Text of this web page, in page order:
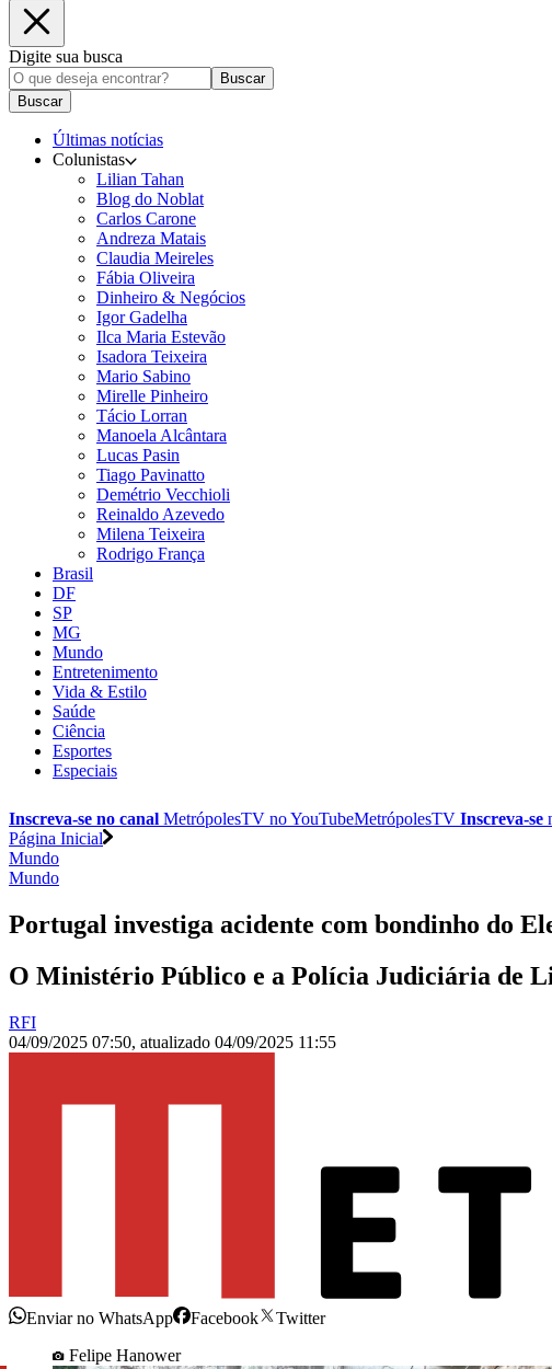
Digite sua busca
Buscar
Buscar
Últimas notícias
Colunistas
Lilian Tahan
Blog do Noblat
Carlos Carone
Andreza Matais
Claudia Meireles
Fábia Oliveira
Dinheiro & Negócios
Igor Gadelha
Ilca Maria Estevão
Isadora Teixeira
Mario Sabino
Mirelle Pinheiro
Tácio Lorran
Manoela Alcântara
Lucas Pasin
Tiago Pavinatto
Demétrio Vecchioli
Reinaldo Azevedo
Milena Teixeira
Rodrigo França
Brasil
DF
SP
MG
Mundo
Entretenimento
Vida & Estilo
Saúde
Ciência
Esportes
Especiais
Inscreva-se no canal MetrópolesTV noYouTubeMetrópolesTV Inscreva-se
Página Inicial
Mundo
Mundo
Portugal investiga acidente com bondinho do
O Ministério Público e a Polícia Judiciária de
RFI
04/09/2025 07:50, atualizado 04/09/2025 11:55
Enviar no WhatsApp Facebook
Twitter
Felipe Hanower